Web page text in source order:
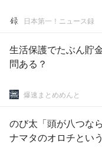
日本第一！ニュース録
生活保護でたぶん貯
問ある？
爆速まとめめんと
のび太「頭が八つな
ナマタのオロチとい